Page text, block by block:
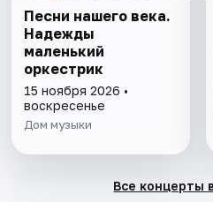
Песни нашего века.
Надежды
маленький
оркестрик
15 ноября 2026 •
воскресенье
Дом музыки
Все концерты